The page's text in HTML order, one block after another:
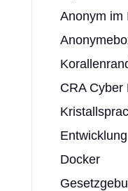
Anonym im
CRA Cyber
Entwicklung
Docker